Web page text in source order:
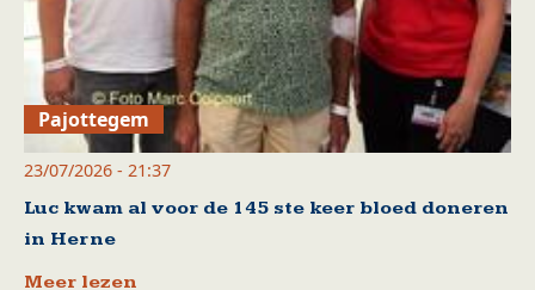
Pajottegem
23/07/2026 - 21:37
Luc kwam al voor de 145 ste keer bloed doneren
in Herne
Meer lezen